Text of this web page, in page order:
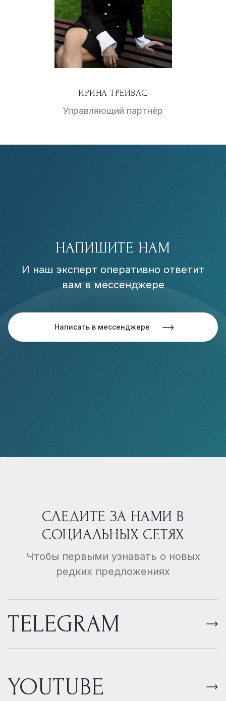
ИРИНА ТРЕЙВАС
Управляющий партнёр
НАПИШИТЕ НАМ
И наш эксперт оперативно ответит
вам в мессенджере
Написать в мессенджере
СЛЕДИТЕ ЗА НАМИ В
СОЦИАЛЬНЫХ СЕТЯХ
Чтобы первыми узнавать о новых
редких предложениях
TELEGRAM
YOUTUBE